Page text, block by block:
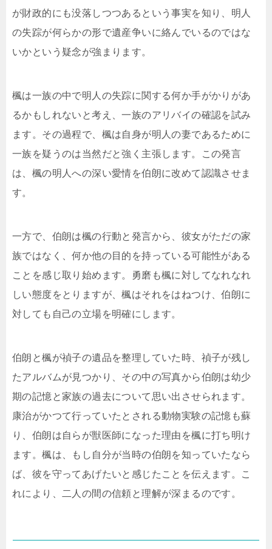
が財政的にも没落しつつあるという事実を知り、明人
の失踪が何らかの形で遺産争いに絡んでいるのではな
いかという疑念が強まります。
楓は一族の中で明人の失踪に関する何か手がかりがあ
るかもしれないと考え、一族のアリバイの確認を試み
ます。その過程で、楓は自身が明人の妻であるために
一族を疑うのは当然だと強く主張します。この発言
は、楓の明人への深い愛情を伯朗に改めて認識させま
す。
一方で、伯朗は楓の行動と発言から、彼女がただの家
族ではなく、何か他の目的を持っている可能性がある
ことを感じ取り始めます。勇磨も楓に対してなれなれ
しい態度をとりますが、楓はそれをはねつけ、伯朗に
対しても自己の立場を明確にします。
伯朗と楓が禎子の遺品を整理していた時、禎子が残し
たアルバムが見つかり、その中の写真から伯朗は幼少
期の記憶と家族の過去について思い出させられます。
康治がかつて行っていたとされる動物実験の記憶も蘇
り、伯朗は自らが獣医師になった理由を楓に打ち明け
ます。楓は、もし自分が当時の伯朗を知っていたなら
ば、彼を守ってあげたいと感じたことを伝えます。こ
れにより、二人の間の信頼と理解が深まるのです。